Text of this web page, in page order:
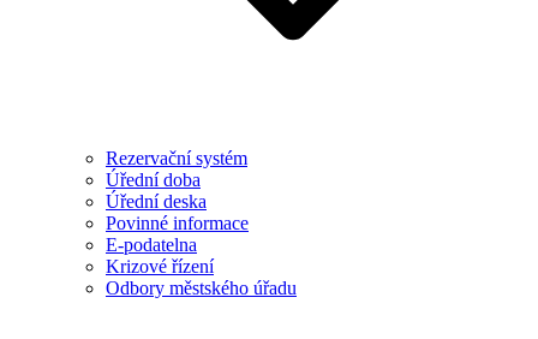
Rezervační systém
Úřední doba
Úřední deska
Povinné informace
E-podatelna
Krizové řízení
Odbory městského úřadu